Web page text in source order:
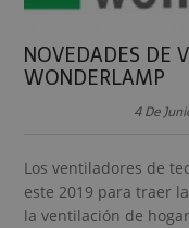
NOVEDADES DE
WONDERLAMP
4 De
Los ventiladores de
este 2019 para traer
la ventilación de